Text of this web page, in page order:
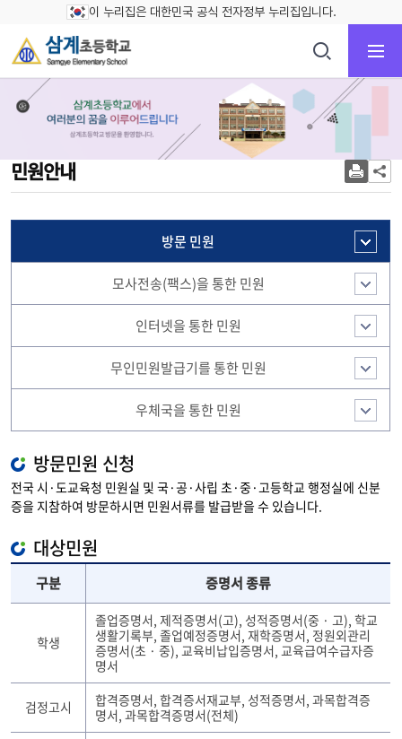
이 누리집은 대한민국 공식 전자정부 누리집입니다.
민원안내
방문 민원
모사전송(팩스)을 통한 민원
인터넷을 통한 민원
무인민원발급기를 통한 민원
우체국을 통한 민원
방문민원 신청
전국 시·도교육청 민원실 및 국·공·사립 초·중·고등학교 행정실에 신분
증을 지참하여 방문하시면 민원서류를 발급받을 수 있습니다.
대상민원
구분 증명서 종류
학생
졸업증명서, 제적증명서(고), 성적증명서(중 · 고), 학교
생활기록부, 졸업예정증명서, 재학증명서, 정원외관리
증명서(초 · 중), 교육비납입증명서, 교육급여수급자증
명서
검정고시
합격증명서, 합격증서재교부, 성적증명서, 과목합격증
명서, 과목합격증명서(전체)